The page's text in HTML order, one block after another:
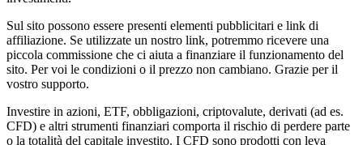
Sul sito possono essere presenti elementi pubblicitari e link di
affiliazione. Se utilizzate un nostro link, potremmo ricevere una
piccola commissione che ci aiuta a finanziare il funzionamento del
sito. Per voi le condizioni o il prezzo non cambiano. Grazie per il
vostro supporto.
Investire in azioni, ETF, obbligazioni, criptovalute, derivati (ad es.
CFD) e altri strumenti finanziari comporta il rischio di perdere parte
o la totalità del capitale investito. I CFD sono prodotti con leva